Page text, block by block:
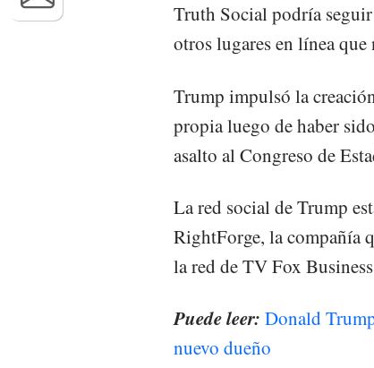
Truth Social podría
otros lugares en línea
Trump impulsó la
propia luego de haber
asalto al Congreso de
La red social de Trump
RightForge, la compañía
la red de TV Fox
Puede leer: Donald
nuevo dueño